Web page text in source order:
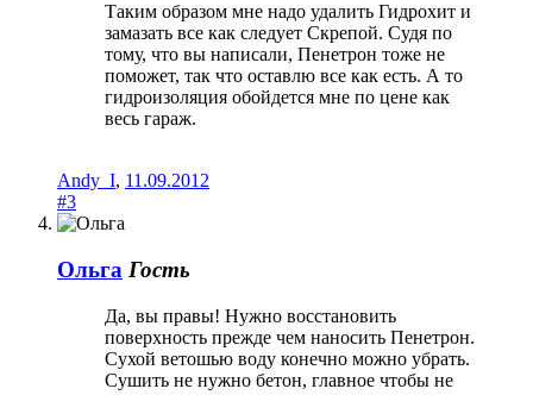
Таким образом мне надо удалить Гидрохит и
замазать все как следует Скрепой. Судя по
тому, что вы написали, Пенетрон тоже не
поможет, так что оставлю все как есть. А то
гидроизоляция обойдется мне по цене как
весь гараж.
Andy_I, 11.09.2012
#3
Ольга Гость
Да, вы правы! Нужно восстановить
поверхность прежде чем наносить Пенетрон.
Сухой ветошью воду конечно можно убрать.
Сушить не нужно бетон, главное чтобы не